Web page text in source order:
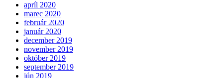
apríl 2020
marec 2020
február 2020
január 2020
december 2019
november 2019
október 2019
september 2019
jún 2019